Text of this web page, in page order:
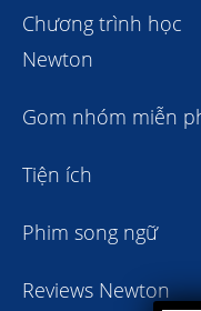
Chương trình học
Newton
Gom nhóm miễn
Tiện ích
Phim song ngữ
Reviews Newton